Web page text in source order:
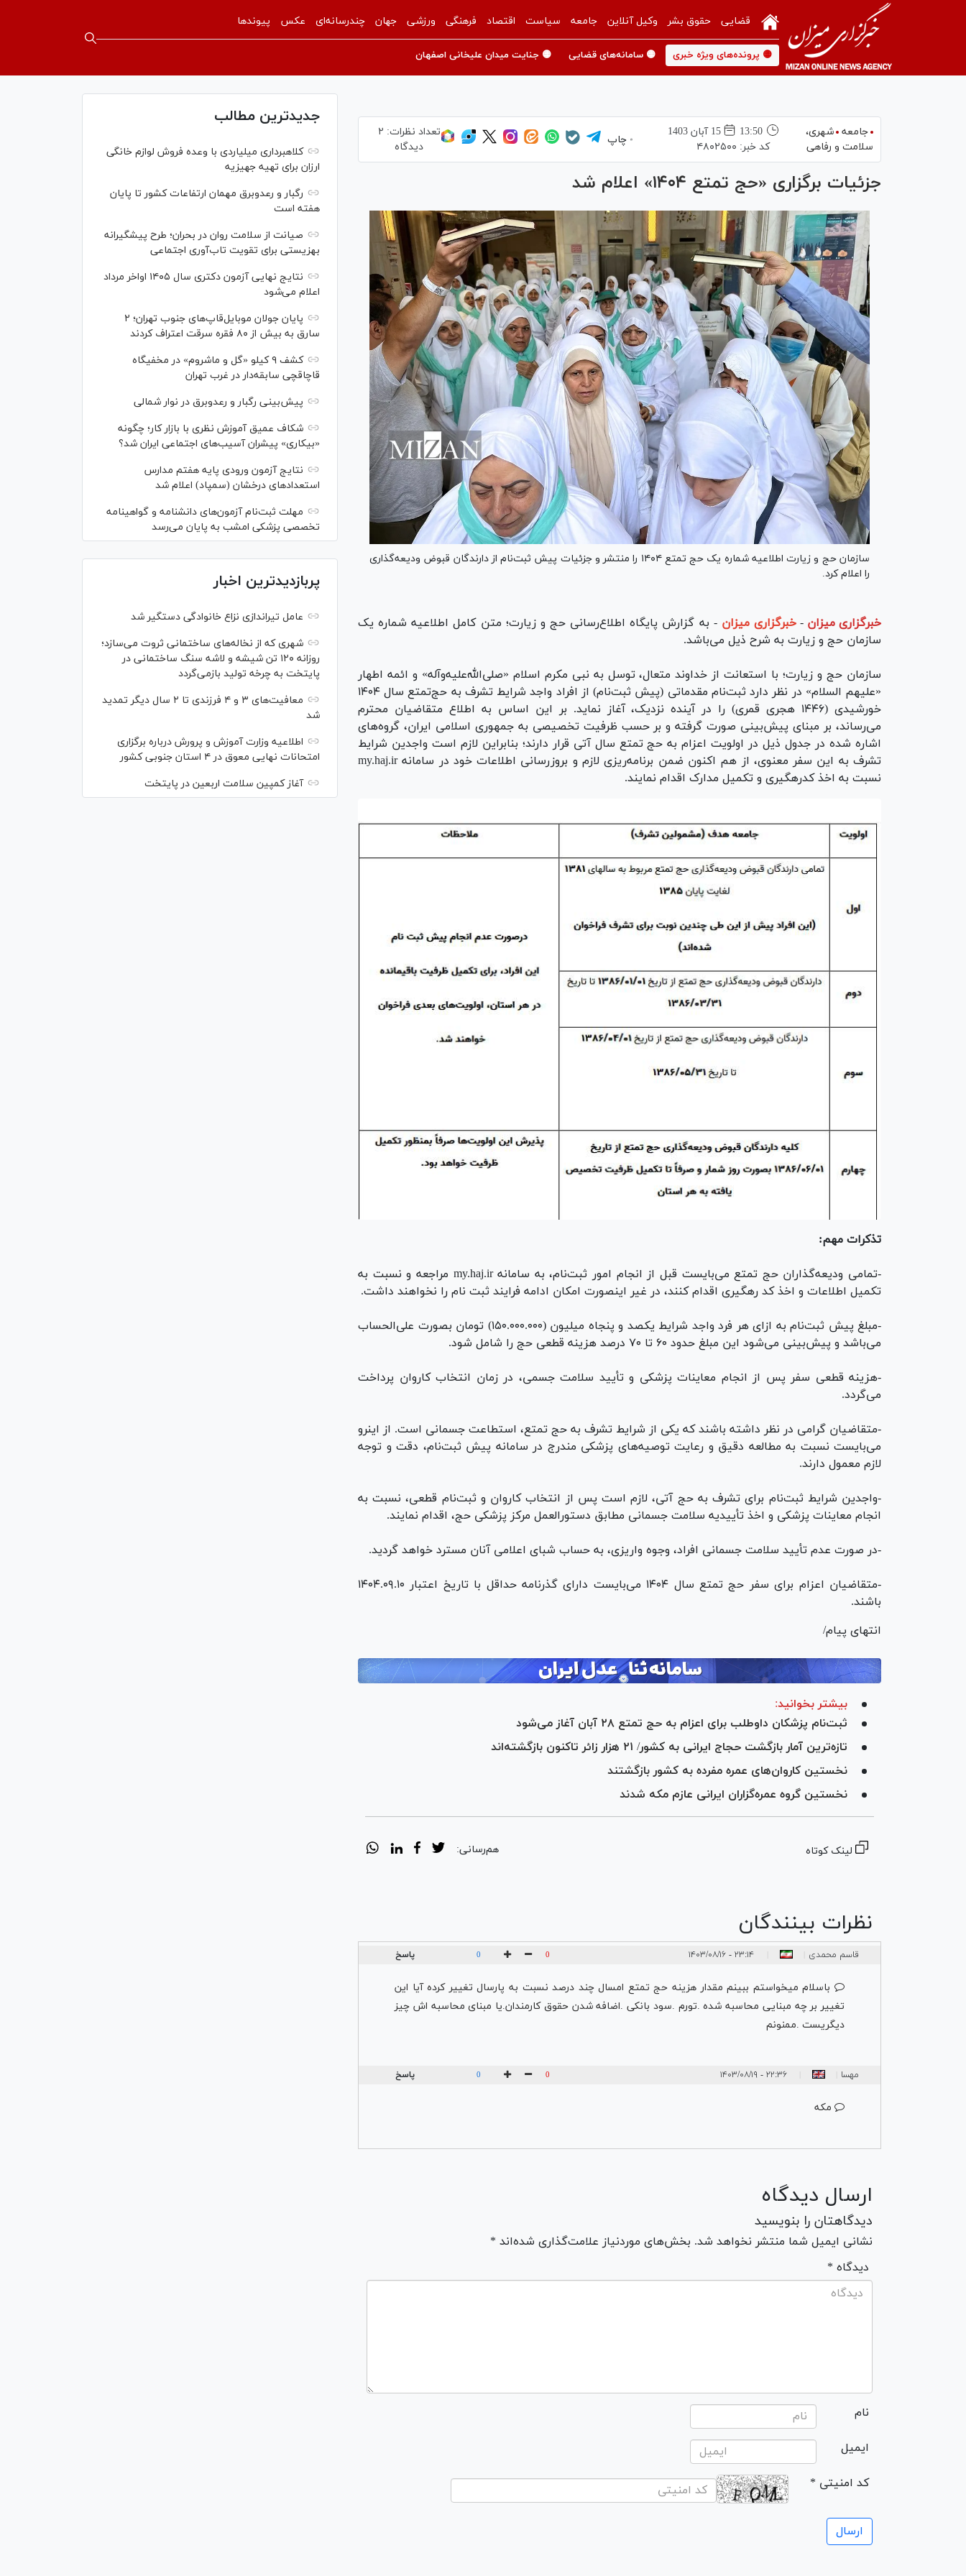
قضایی حقوق بشر وکیل آنلاین جامعه سیاست اقتصاد فرهنگی ورزشی جهان چندرسانه‌ای عکس پیوندها
🟡 پرونده‌های ویژه خبری 🟡 سامانه‌های قضایی 🟡 جنایت میدان علیخانی اصفهان
جامعه شهری،‌
سلامت و رفاهی
13:50
15 آبان 1403
کد خبر: ۴۸۰۲۵۰۰
چاپ
تعداد نظرات: ۲
دیدگاه
جزئیات برگزاری «حج تمتع ۱۴۰۴» اعلام شد
سازمان حج و زیارت اطلاعیه شماره یک حج تمتع ۱۴۰۴ را منتشر و جزئیات پیش ثبت‌نام از دارندگان قبوض ودیعه‌گذاری
را اعلام کرد.
خبرگزاری میزان - خبرگزاری میزان - به گزارش پایگاه اطلاع‌رسانی حج و زیارت؛ متن کامل اطلاعیه شماره یک
سازمان حج و زیارت به شرح ذیل می‌باشد.
سازمان حج و زیارت؛ با استعانت از خداوند متعال، توسل به نبی مکرم اسلام «صلی‌الله‌علیه‌و‌آله» و ائمه اطهار
«علیهم السلام» در نظر دارد ثبت‌نام مقدماتی (پیش ثبت‌نام) از افراد واجد شرایط تشرف به حج‌تمتع سال ۱۴۰۴
خورشیدی (۱۴۴۶ هجری قمری) را در آینده نزدیک، آغاز نماید. بر این اساس به اطلاع متقاضیان محترم
می‌رساند، بر مبنای پیش‌بینی صورت گرفته و بر حسب ظرفیت تخصیصی به جمهوری اسلامی ایران، گروه‌های
اشاره شده در جدول ذیل در اولویت اعزام به حج تمتع سال آتی قرار دارند؛ بنابراین لازم است واجدین شرایط
تشرف به این سفر معنوی، از هم اکنون ضمن برنامه‌ریزی لازم و بروزرسانی اطلاعات خود در سامانه my.haj.ir
نسبت به اخذ کد‌رهگیری و تکمیل مدارک اقدام نمایند.
تذکرات مهم:
-تمامی ودیعه‌گذاران حج تمتع می‌بایست قبل از انجام امور ثبت‌نام، به سامانه my.haj.ir مراجعه و نسبت به
تکمیل اطلاعات و اخذ کد رهگیری اقدام کنند، در غیر اینصورت امکان ادامه فرایند ثبت نام را نخواهند داشت.
-مبلغ پیش ثبت‌نام به ازای هر فرد واجد شرایط یکصد و پنجاه میلیون (۱۵۰.۰۰۰.۰۰۰) تومان بصورت علی‌الحساب
می‌باشد و پیش‌بینی می‌شود این مبلغ حدود ۶۰ تا ۷۰ درصد هزینه قطعی حج را شامل شود.
-هزینه قطعی سفر پس از انجام معاینات پزشکی و تأیید سلامت جسمی، در زمان انتخاب کاروان پرداخت
می‌گردد.
-متقاضیان گرامی در نظر داشته باشند که یکی از شرایط تشرف به حج تمتع، استطاعت جسمانی است. از اینرو
می‌بایست نسبت به مطالعه دقیق و رعایت توصیه‌های پزشکی مندرج در سامانه پیش ثبت‌نام، دقت و توجه
لازم معمول دارند.
-واجدین شرایط ثبت‌نام برای تشرف به حج آتی، لازم است پس از انتخاب کاروان و ثبت‌نام قطعی، نسبت به
انجام معاینات پزشکی و اخذ تأییدیه سلامت جسمانی مطابق دستورالعمل مرکز پزشکی حج، اقدام نمایند.
-در صورت عدم تأیید سلامت جسمانی افراد، وجوه واریزی، به حساب شبای اعلامی آنان مسترد خواهد گردید.
-متقاضیان اعزام برای سفر حج تمتع سال ۱۴۰۴ می‌بایست دارای گذرنامه حداقل با تاریخ اعتبار ۱۴۰۴.۰۹.۱۰
باشند.
انتهای پیام/
بیشتر بخوانید:
ثبت‌نام پزشکان داوطلب برای اعزام به حج تمتع ۲۸ آبان آغاز می‌شود
تازه‌ترین آمار بازگشت حجاج ایرانی به کشور/ ۲۱ هزار زائر تاکنون بازگشته‌اند
نخستین کاروان‌های عمره مفرده به کشور بازگشتند
نخستین گروه عمره‌گزاران ایرانی عازم مکه شدند
لینک کوتاه هم‌رسانی:
نظرات بینندگان
قاسم محمدی ۲۳:۱۴ - ۱۴۰۳/۰۸/۱۶ 0
0 پاسخ
باسلام میخواستم ببینم مقدار هزینه حج تمتع امسال چند درصد نسبت به پارسال تغییر کرده آیا این
تغییر بر چه مبنایی محاسبه شده .تورم .سود بانکی .اضافه شدن حقوق کارمندان.یا مبنای محاسبه اش چیز
دیگریست .ممنونم
مهسا ۲۲:۳۶ - ۱۴۰۳/۰۸/۱۹ 0
0 پاسخ
مکه
ارسال دیدگاه
دیدگاهتان را بنویسید
نشانی ایمیل شما منتشر نخواهد شد. بخش‌های موردنیاز علامت‌گذاری شده‌اند *
* دیدگاه
نام
ایمیل
* کد امنیتی
جدیدترین مطالب
کلاهبرداری میلیاردی با وعده فروش لوازم خانگی
ارزان برای تهیه جهیزیه
رگبار و رعدوبرق مهمان ارتفاعات کشور تا پایان
هفته است
صیانت از سلامت روان در بحران؛ طرح پیشگیرانه
بهزیستی برای تقویت تاب‌آوری اجتماعی
نتایج نهایی آزمون دکتری سال ۱۴۰۵ اواخر مرداد
اعلام می‌شود
پایان جولان موبایل‌قاپ‌های جنوب تهران؛ ۲
سارق به بیش از ۸۰ فقره سرقت اعتراف کردند
کشف ۹ کیلو «گل و ماشروم» در مخفیگاه
قاچاقچی سابقه‌دار در غرب تهران
پیش‌بینی رگبار و رعدوبرق در نوار شمالی
شکاف عمیق آموزش نظری با بازار کار؛ چگونه
«بیکاری» پیشران آسیب‌های اجتماعی ایران شد؟
نتایج آزمون ورودی پایه هفتم مدارس
استعدادهای درخشان (سمپاد) اعلام شد
مهلت ثبت‌نام آزمون‌های دانشنامه و گواهینامه
تخصصی پزشکی امشب به پایان می‌رسد
پربازدیدترین اخبار
عامل تیراندازی نزاع خانوادگی دستگیر شد
شهری که از نخاله‌های ساختمانی ثروت می‌سازد؛
روزانه ۱۲۰ تن شیشه و لاشه سنگ ساختمانی در
پایتخت به چرخه تولید بازمی‌گردد
معافیت‌های ۳ و ۴ فرزندی تا ۲ سال دیگر تمدید
شد
اطلاعیه وزارت آموزش و پرورش درباره برگزاری
امتحانات نهایی معوق در ۴ استان جنوبی کشور
آغاز کمپین سلامت اربعین در پایتخت